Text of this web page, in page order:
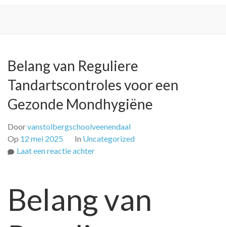
Belang van Reguliere
Tandartscontroles voor een
Gezonde Mondhygiëne
Doorvanstolbergschoolveenendaal
Op 12 mei 2025 In Uncategorized
Laat een reactie achterop
Tandartscontroles
voor
Belang van